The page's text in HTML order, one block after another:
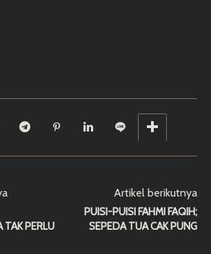
TAK PERLU
Artikel berikutnya
PUISI-PUISI FAHMI FAQIH;
SEPEDA TUA CAK PUNG